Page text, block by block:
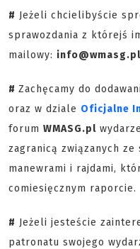
# Jeżeli chcielibyście
sprawozdania z którejś
mailowy: info@wmasg.pl
# Zachęcamy do
oraz w dziale Oficjalne
forum WMASG.pl
zagranicą związanych
manewrami i rajdami,
comiesięcznym raporcie.
# Jeżeli jesteście
patronatu swojego